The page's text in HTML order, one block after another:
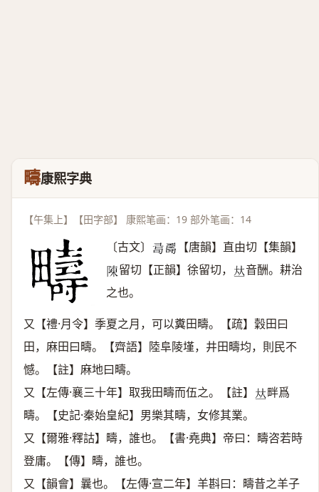
疇康熙字典
【午集上】【田字部】 康熙笔画：19 部外笔画：14
〔古文〕 𢑔 𠾉
【唐韻】直由切【集韻】
𨻰 留切【正韻】徐留切， 𠀤音酬。耕治
之也。
又【禮·月令】季夏之月，可以糞田疇。【疏】穀田曰
田，麻田曰疇。【齊語】陸阜陵墐，井田疇均，則民不
憾。【註】麻地曰疇。
又【左傳·襄三十年】取我田疇而伍之。【註】 𠀤畔爲
疇。【史記·秦始皇紀】男樂其疇，女修其業。
又【爾雅·釋詁】疇，誰也。【書·堯典】帝曰：疇咨若時
登庸。【傳】疇，誰也。
又【韻會】曩也。【左傳·宣二年】羊斟曰：疇昔之羊子